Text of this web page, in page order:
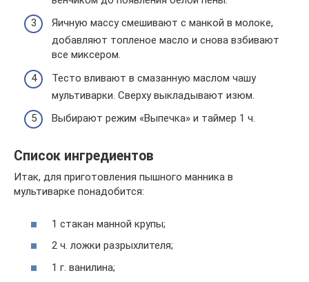
Яичную массу смешивают с манкой в молоке,
добавляют топленое масло и снова взбивают
все миксером.
Тесто вливают в смазанную маслом чашу
мультиварки. Сверху выкладывают изюм.
Выбирают режим «Выпечка» и таймер 1 ч.
Список ингредиентов
Итак, для приготовления пышного манника в
мультиварке понадобится:
1 стакан манной крупы;
2 ч. ложки разрыхлителя;
1 г. ванилина;